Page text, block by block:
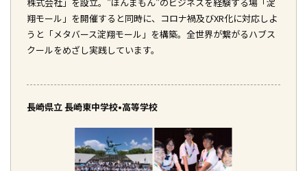
翔モール」を開催すると同時に、コロナ禍及びXR化に対応しよ
うと「メタバース淀翔モール」を構築。全世界が繋がるハブス
クールをめざし実践しています。
長崎県立 長崎東中学校•高等学校